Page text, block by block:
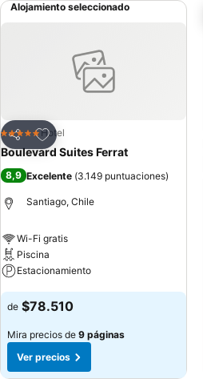
Alojamiento seleccionado
Compartir
Agregar a favoritos
5 EstrellasHotel
Boulevard Suites Ferrat
8,9 Excelente (3.149 puntuaciones)
Santiago, Chile
Wi-Fi gratis
Piscina
Estacionamiento
Ver precios
de $78.510
Mira precios de 9 páginas
Ver precios